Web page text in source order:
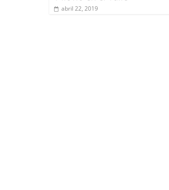
abril 22, 2019